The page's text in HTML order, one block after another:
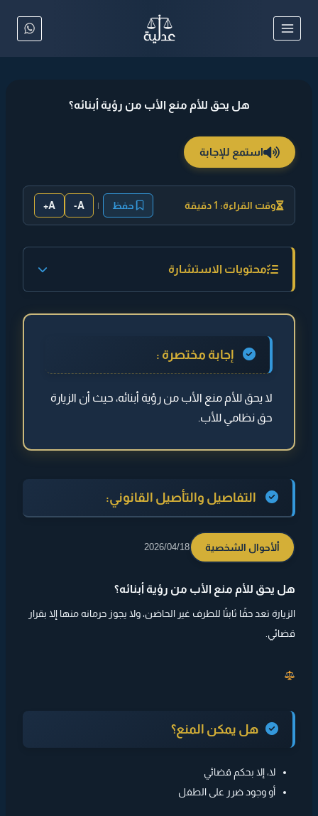
هل يحق للأم منع الأب من رؤية أبنائه؟
استمع للإجابة
وقت القراءة: 1 دقيقة حفظ |
A-
A+
محتويات الاستشارة
◄ إجابة مختصرة :
◄ التفاصيل والتأصيل القانوني:
◄ هل يمكن المنع؟
◄ ماذا يحدث عند المنع؟
◄ مثال توضيحي
إجابة مختصرة :
لا يحق للأم منع الأب من رؤية أبنائه، حيث أن الزيارة
حق نظامي للأب.
التفاصيل والتأصيل القانوني:
ألأحوال الشخصية 2026/04/18
هل يحق للأم منع الأب من رؤية أبنائه؟
الزيارة تعد حقًا ثابتًا للطرف غير الحاضن، ولا يجوز حرمانه منها إلا بقرار
قضائي.
هل يمكن المنع؟
لا، إلا بحكم قضائي
أو وجود ضرر على الطفل